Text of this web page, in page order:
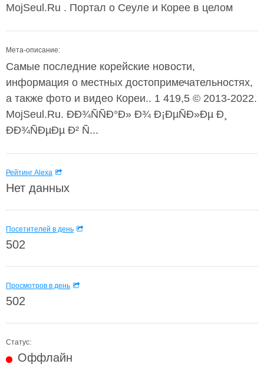
MojSeul.Ru . Портал о Сеуле и Корее в целом
Мета-описание:
Самые последние корейские новости,
информация о местных достопримечательностях,
а также фото и видео Кореи.. 1 419,5 © 2013-2022.
MojSeul.Ru. ÐÐ¾ÑÑÐ°Ð» Ð¾ Ð¡ÐµÑÐ»Ðµ Ð¸
ÐÐ¾ÑÐµÐµ Ð² Ñ...
Рейтинг Alexa
Нет данных
Посетителей в день
502
Просмотров в день
502
Статус:
Оффлайн